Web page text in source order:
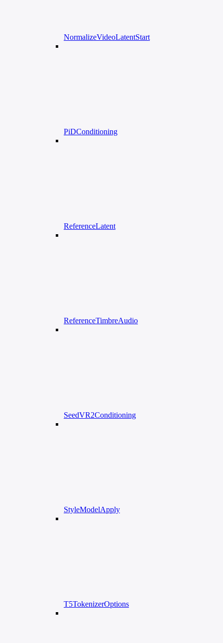
NormalizeVideoLatentStart
PiDConditioning
ReferenceLatent
ReferenceTimbreAudio
SeedVR2Conditioning
StyleModelApply
T5TokenizerOptions